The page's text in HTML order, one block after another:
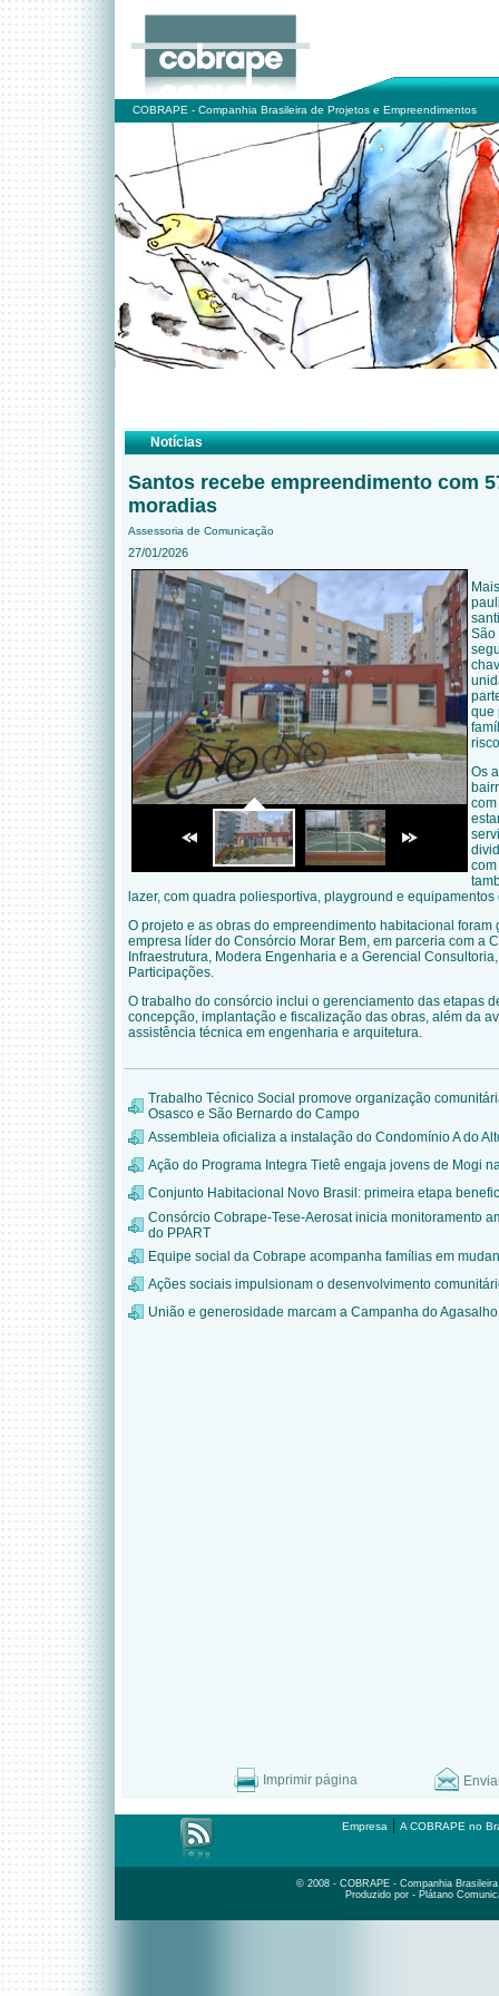
COBRAPE - Companhia Brasileira de Projetos e Empreendimentos
Notícias
Santos recebe empreendimento com
moradias
Assessoria de Comunicação
27/01/2026
São
que
Os
com
lazer, com quadra poliesportiva, playground e
O projeto e as obras do empreendimento habitacional
empresa líder do Consórcio Morar Bem, em parceria com a
Infraestrutura, Modera Engenharia e a Gerencial
Participações.
O trabalho do consórcio inclui o gerenciamento das etapas
concepção, implantação e fiscalização das obras, além da
assistência técnica em engenharia e arquitetura.
Trabalho Técnico Social promove organização
Osasco e São Bernardo do Campo
Assembleia oficializa a instalação do Condomínio A do
Ação do Programa Integra Tietê engaja jovens de Mogi
Conjunto Habitacional Novo Brasil: primeira etapa
Consórcio Cobrape-Tese-Aerosat inicia monitoramento
do PPART
Equipe social da Cobrape acompanha famílias em
Ações sociais impulsionam o desenvolvimento
União e generosidade marcam a Campanha do
Imprimir página
Empresa | A COBRAPE no
© 2008 - COBRAPE - Companhia
Produzido por - Plátano